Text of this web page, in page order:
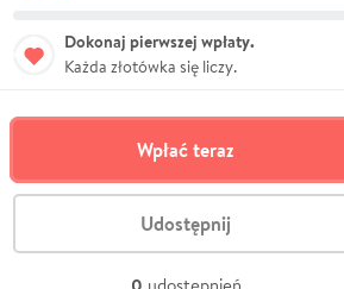
Dokonaj pierwszej wpłaty.
Każda złotówka się liczy.
Wpłać teraz
Udostępnij